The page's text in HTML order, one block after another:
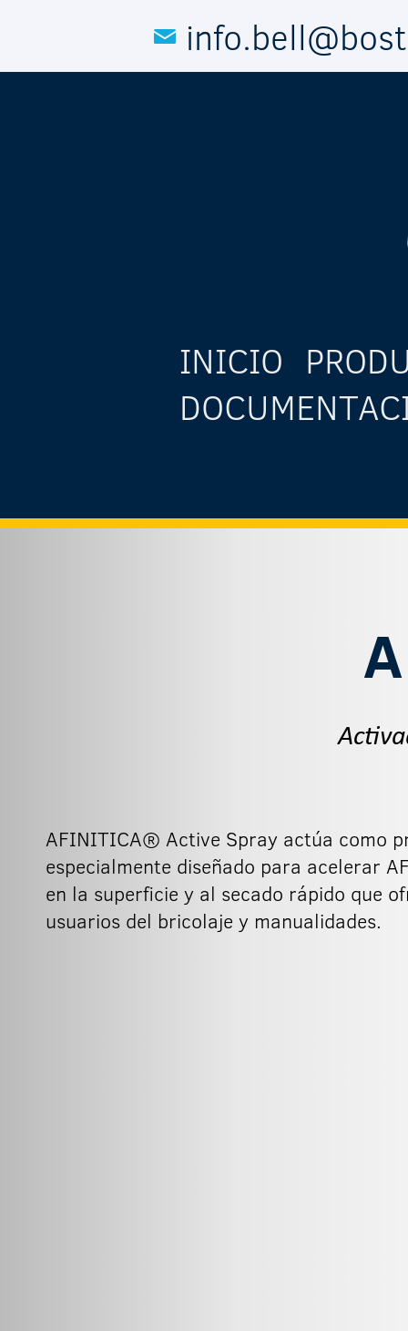
INICIO
AFINITICA® Active Spray actúa como
especialmente diseñado para acelerar
en la superficie y al secado rápido que
usuarios del bricolaje y manualidades.